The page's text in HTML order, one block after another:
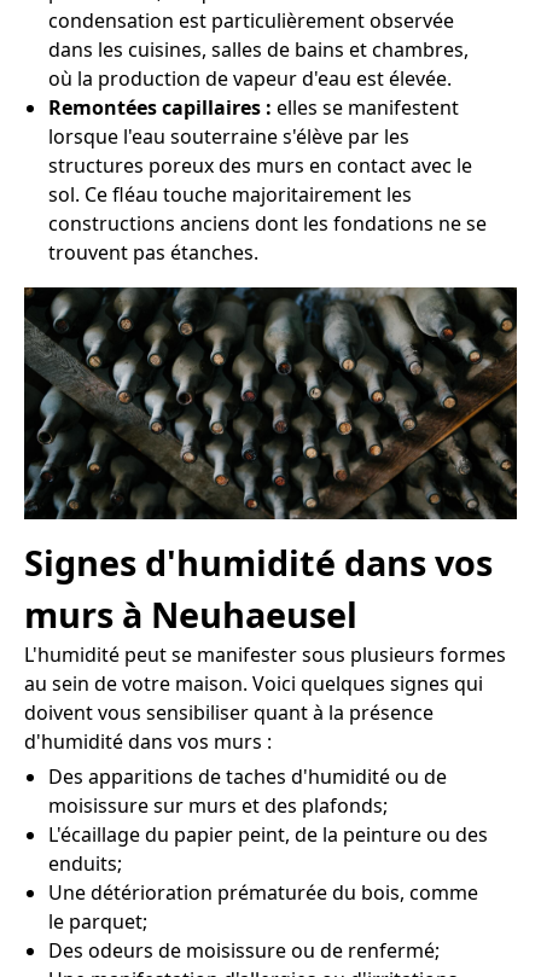
condensation est particulièrement observée
dans les cuisines, salles de bains et chambres,
où la production de vapeur d'eau est élevée.
Remontées capillaires : elles se manifestent
lorsque l'eau souterraine s'élève par les
structures poreux des murs en contact avec le
sol. Ce fléau touche majoritairement les
constructions anciens dont les fondations ne se
trouvent pas étanches.
Signes d'humidité dans vos
murs à Neuhaeusel
L'humidité peut se manifester sous plusieurs formes
au sein de votre maison. Voici quelques signes qui
doivent vous sensibiliser quant à la présence
d'humidité dans vos murs :
Des apparitions de taches d'humidité ou de
moisissure sur murs et des plafonds;
L'écaillage du papier peint, de la peinture ou des
enduits;
Une détérioration prématurée du bois, comme
le parquet;
Des odeurs de moisissure ou de renfermé;